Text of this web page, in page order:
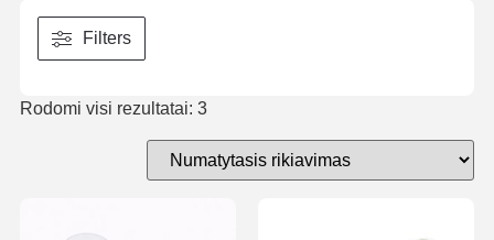
Filters
Rodomi visi rezultatai: 3